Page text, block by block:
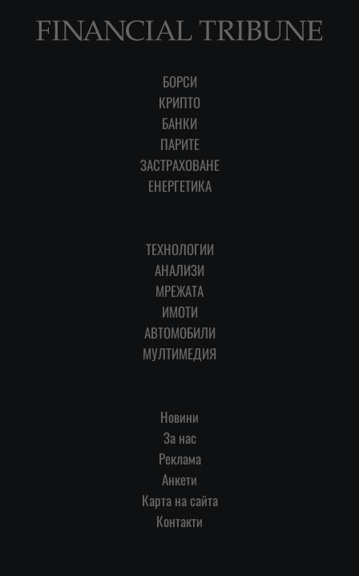
БОРСИ
КРИПТО
БАНКИ
ПАРИТЕ
ЗАСТРАХОВАНЕ
ЕНЕРГЕТИКА
ТЕХНОЛОГИИ
АНАЛИЗИ
МРЕЖАТА
ИМОТИ
АВТОМОБИЛИ
МУЛТИМЕДИЯ
Новини
За нас
Реклама
Анкети
Карта на сайта
Контакти